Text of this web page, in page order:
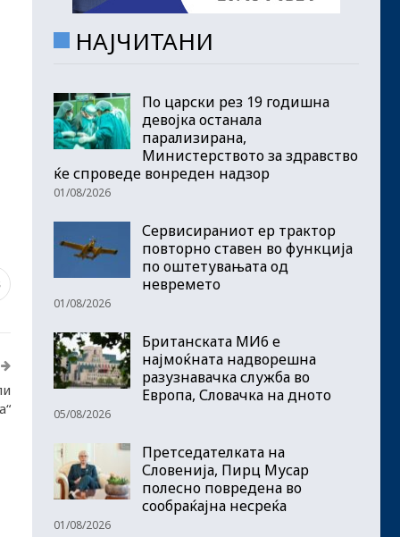
НАЈЧИТАНИ
По царски рез 19 годишна
девојка останала
парализирана,
Министерството за здравство
ќе спроведе вонреден надзор
01/08/2026
Сервисираниот ер трактор
повторно ставен во функција
по оштетувањата од
невремето
01/08/2026
Британската МИ6 е
најмоќната надворешна
разузнавачка служба во
Европа, Словачка на дното
05/08/2026
Претседателката на
Словенија, Пирц Мусар
полесно повредена во
сообраќајна несреќа
01/08/2026